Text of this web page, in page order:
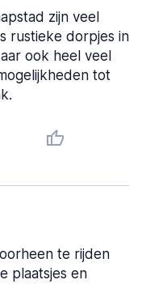
zijn veel
rustieke dorpjes in
ook heel veel
tot
te rijden
plaatsjes en